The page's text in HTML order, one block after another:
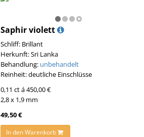
Saphir violett
Schliff: Brillant
Herkunft: Sri Lanka
Behandlung: unbehandelt
Reinheit: deutliche Einschlüsse
0,11 ct á 450,00 €
2,8 x 1,9 mm
49,50 €
In den Warenkorb